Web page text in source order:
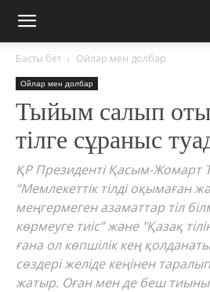
Басты бет Ойлар мен долбар
Ойлар мен долбар
Тыйым салып
тілге сұраныс
ҚР Президенті Қасым-Жомарт
“Мемлекеттік тілді оқымаған
меңгермеген азаматтар тіл
көрмеуге тиіс” және "Қазақ
ғана ол көпшілік кең
сөздері желіде кеңінен
жатыр. Оған мен де беш